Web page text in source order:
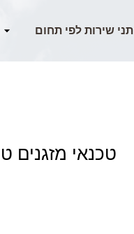
טכנאי מזגנים